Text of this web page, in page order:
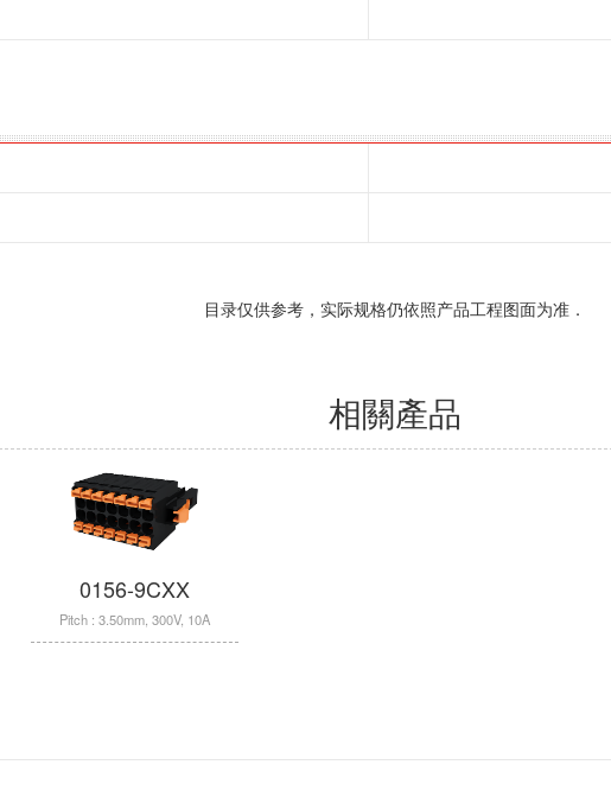
目录仅供参考，实际规格仍依照产品工程图面为准．
相關產品
0156-9CXX
Pitch : 3.50mm, 300V, 10A